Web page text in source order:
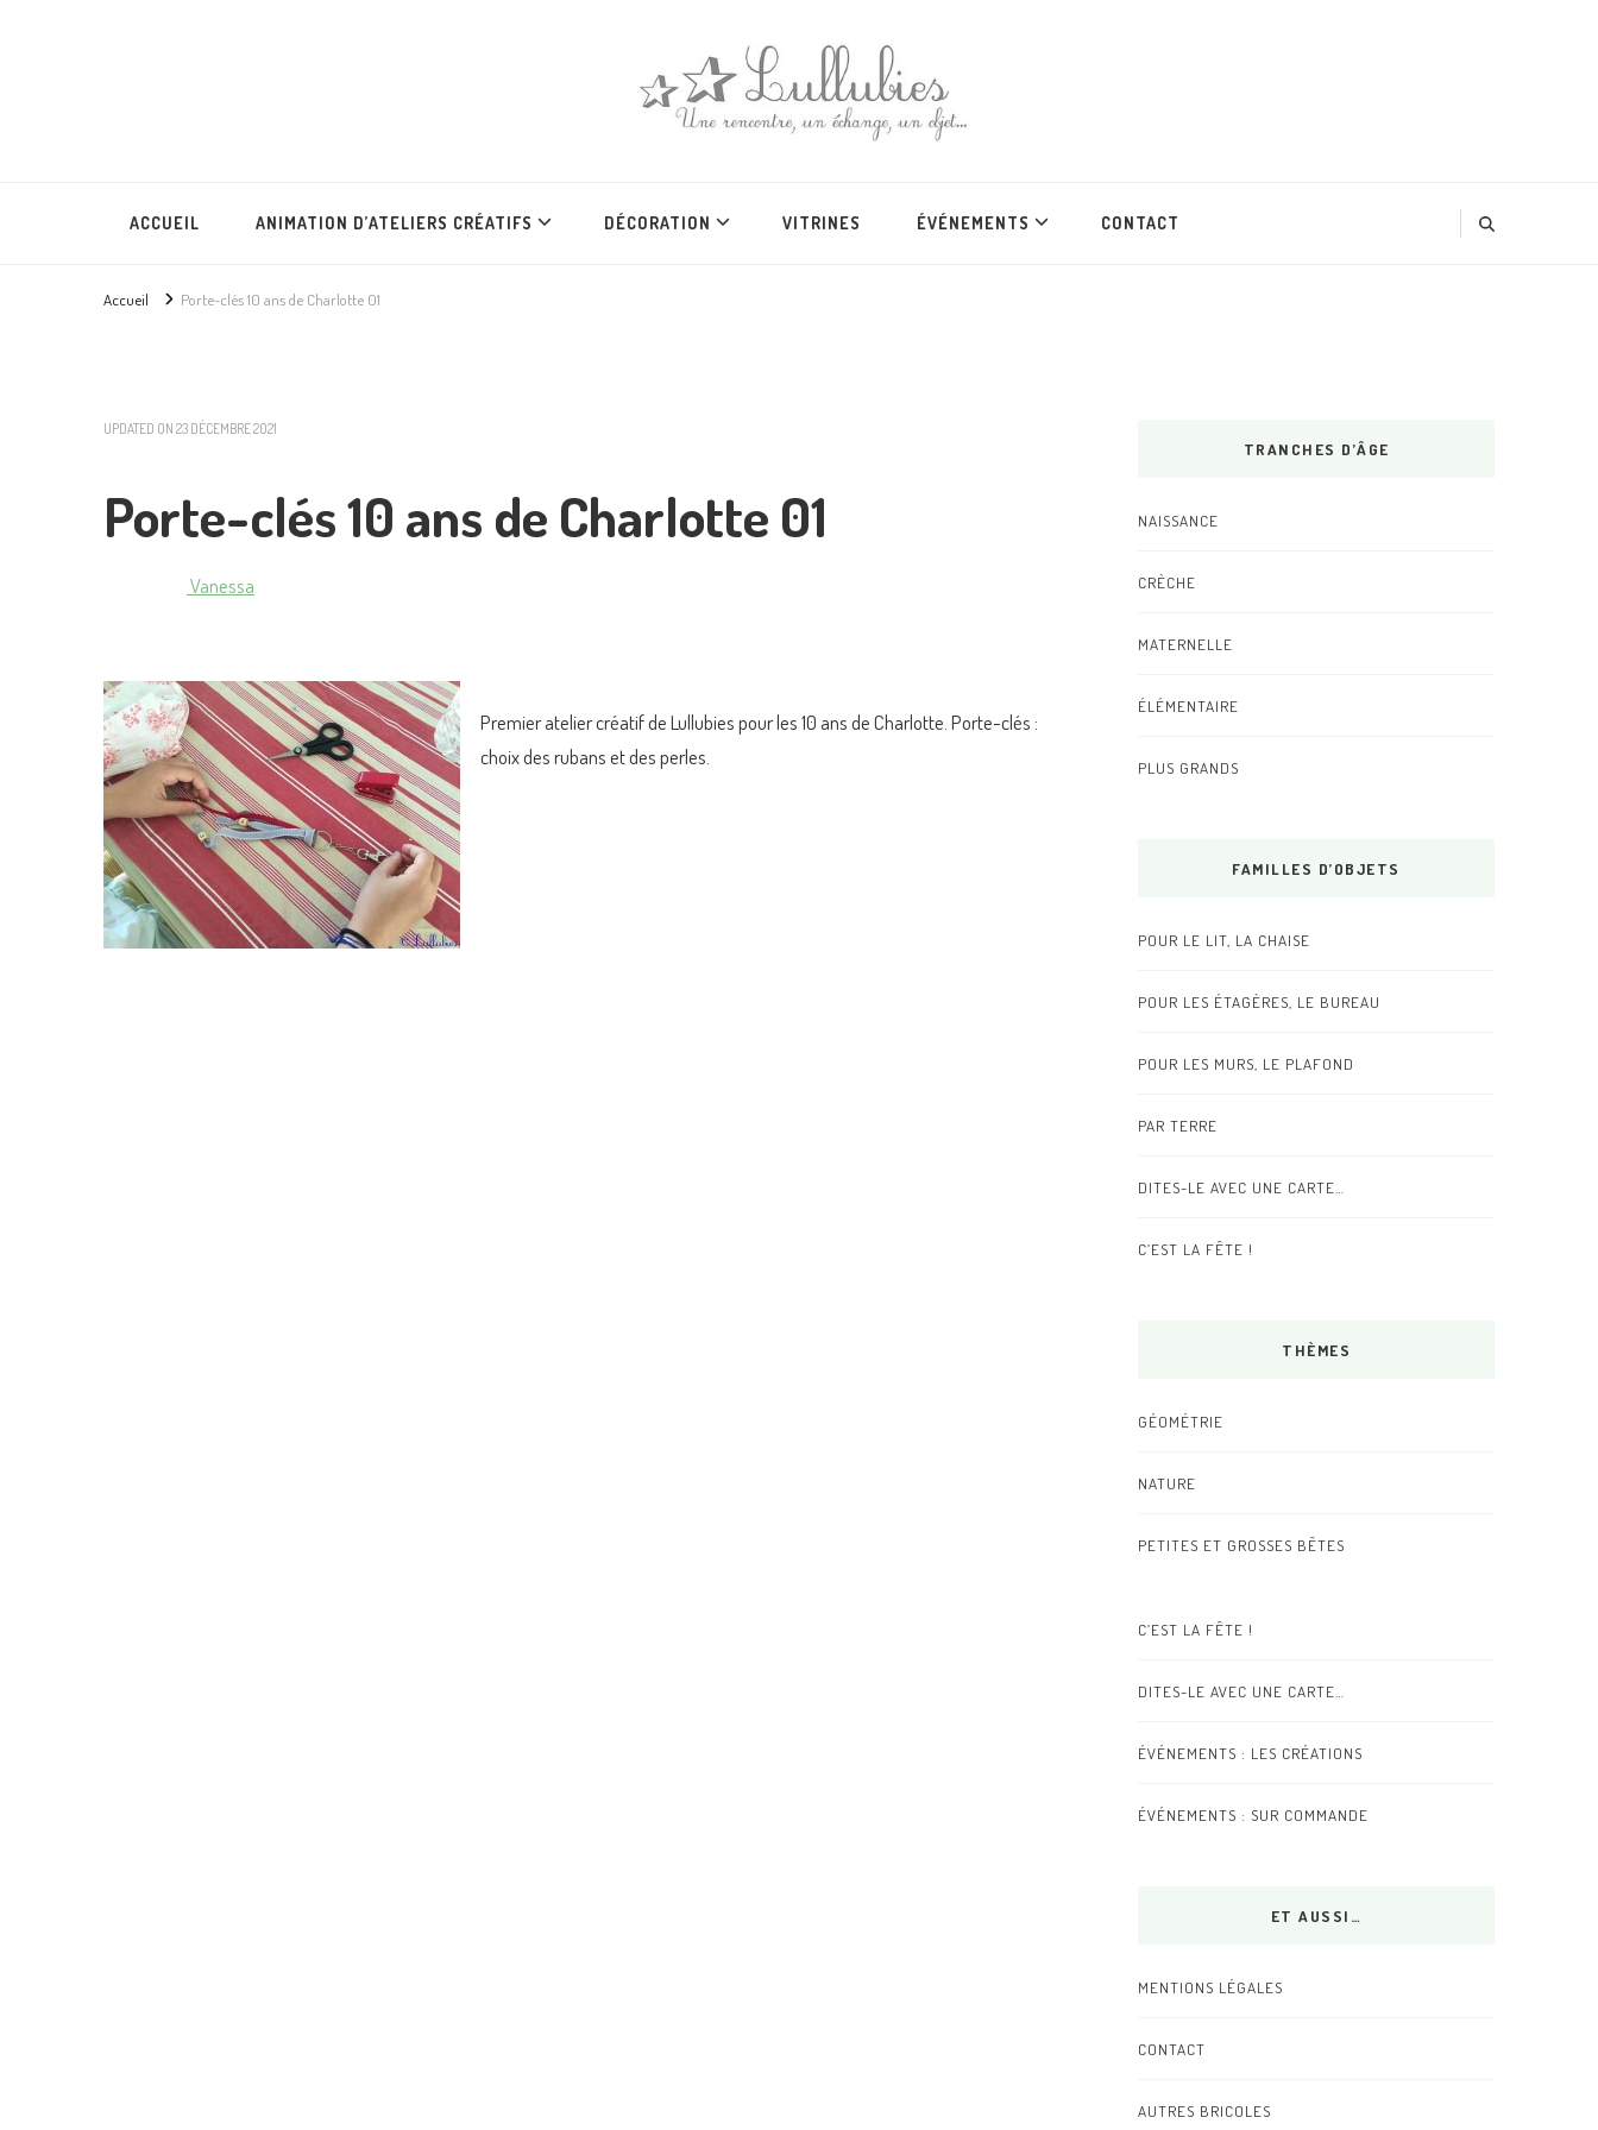
ACCUEIL ANIMATION D’ATELIERS CRÉATIFS DÉCORATION VITRINES ÉVÉNEMENTS CONTACT
Accueil Porte-clés 10 ans de Charlotte 01
UPDATED ON 23 DÉCEMBRE 2021
Porte-clés 10 ans de Charlotte 01
Vanessa
Premier atelier créatif de Lullubies pour les 10 ans de Charlotte. Porte-clés :
choix des rubans et des perles.
TRANCHES D’ÂGE
NAISSANCE
CRÈCHE
MATERNELLE
ÉLÉMENTAIRE
PLUS GRANDS
FAMILLES D’OBJETS
POUR LE LIT, LA CHAISE
POUR LES ÉTAGÈRES, LE BUREAU
POUR LES MURS, LE PLAFOND
PAR TERRE
DITES-LE AVEC UNE CARTE…
C’EST LA FÊTE !
THÈMES
GÉOMÉTRIE
NATURE
PETITES ET GROSSES BÊTES
C’EST LA FÊTE !
DITES-LE AVEC UNE CARTE…
ÉVÉNEMENTS : LES CRÉATIONS
ÉVÉNEMENTS : SUR COMMANDE
ET AUSSI…
MENTIONS LÉGALES
CONTACT
AUTRES BRICOLES